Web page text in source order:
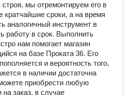
мы отремонтируем его в
сроки, а на время
аналогичный инструмент в
работу в срок. Выполнить
нам помогает магазин
на базе Проката 36. Его
и вероятность того,
в наличии достаточна
приобрести любую
на заказ, в случае